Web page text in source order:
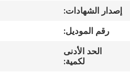
جولة
المعمل
إصدار الشهادات:
رقم الموديل:
الحد الأدنى
لكمية: